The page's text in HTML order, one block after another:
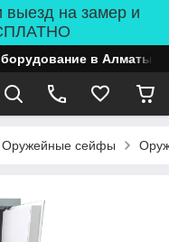
на замер и
в Алматы
Оружейные сейфы